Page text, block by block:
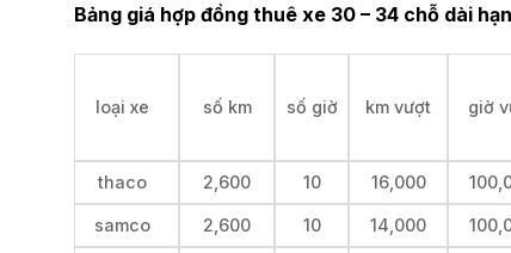
Bảng giá hợp đồng thuê xe 30 – 34 chỗ dài
loại xe số km số giờ km vượt giờ
thaco 2,600 10 16,000
samco 2,600 10 14,000